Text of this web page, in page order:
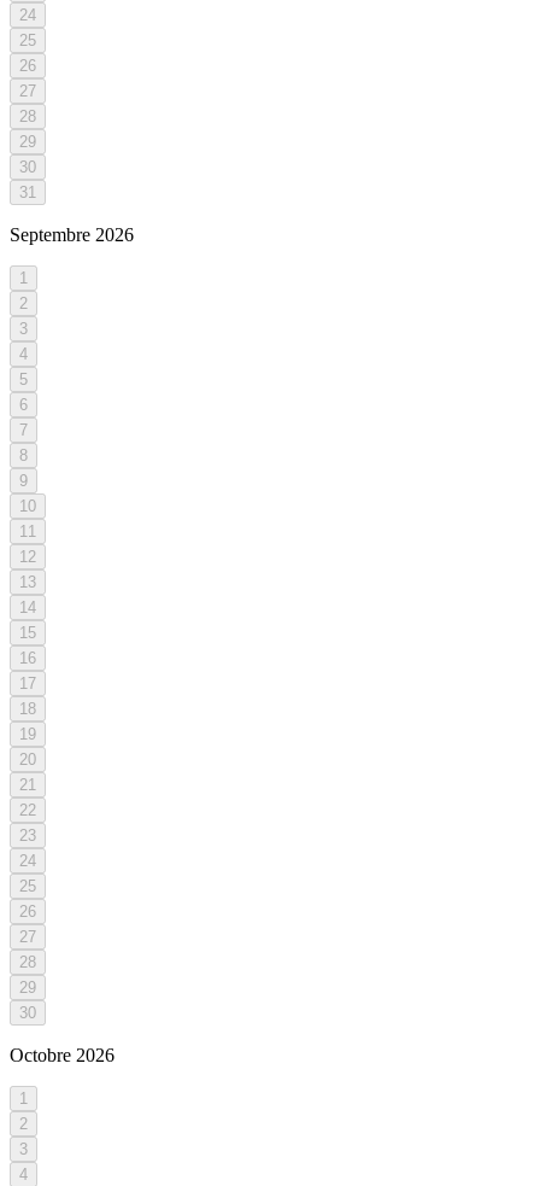
24
25
26
27
28
29
30
31
Septembre 2026
1
2
3
4
5
6
7
8
9
10
11
12
13
14
15
16
17
18
19
20
21
22
23
24
25
26
27
28
29
30
Octobre 2026
1
2
3
4